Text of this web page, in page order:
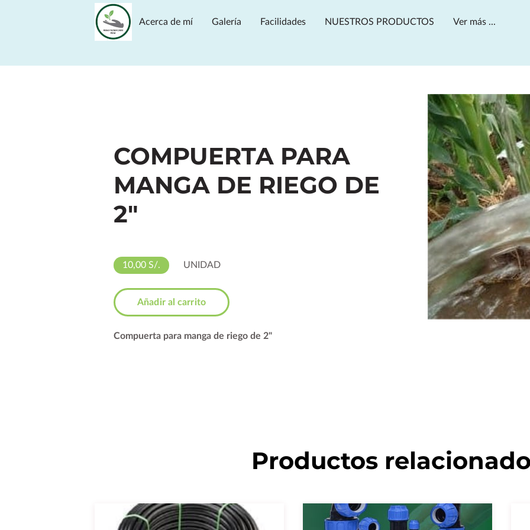
Acerca de mí Galería Facilidades
NUESTROS PRODUCTOS
Ver más ...
COMPUERTA PARA
MANGA DE RIEGO DE
2"
10,00 S/. UNIDAD
Añadir al carrito
Compuerta para manga de riego de 2"
Productos